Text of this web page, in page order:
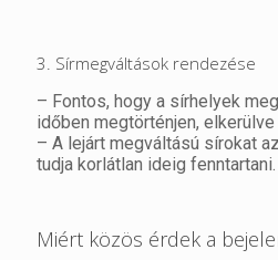
3. Sírmegváltások rendezése
– Fontos, hogy a sírhelyek
időben megtörténjen,
– A lejárt megváltású sírokat
tudja korlátlan ideig fenntartani.
Miért közös érdek a